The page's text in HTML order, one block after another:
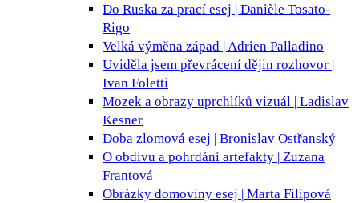
Do Ruska za prací esej | Danièle Tosato-
Rigo
Velká výměna západ | Adrien Palladino
Uviděla jsem převrácení dějin rozhovor |
Ivan Foletti
Mozek a obrazy uprchlíků vizuál | Ladislav
Kesner
Doba zlomová esej | Bronislav Ostřanský
O obdivu a pohrdání artefakty | Zuzana
Frantová
Obrázky domoviny esej | Marta Filipová